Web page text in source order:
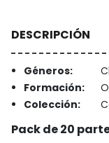
DESCRIPCIÓN
Géneros:
Formación:
Colección:
Pack de 20